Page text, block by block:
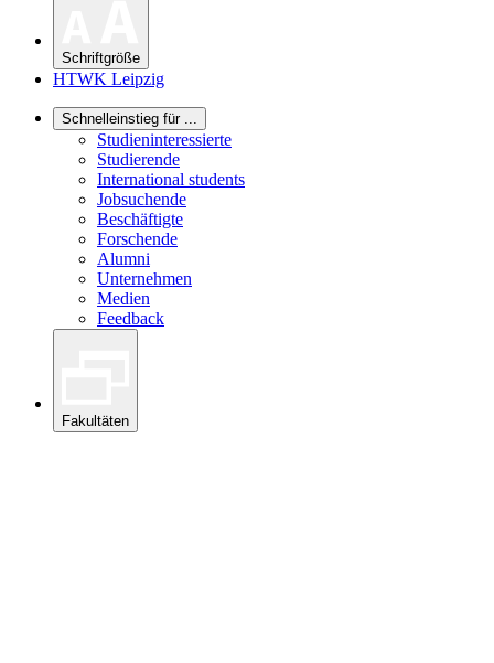
Schriftgröße
HTWK Leipzig
Schnelleinstieg für ...
Studieninteressierte
Studierende
International students
Jobsuchende
Beschäftigte
Forschende
Alumni
Unternehmen
Medien
Feedback
Fakultäten